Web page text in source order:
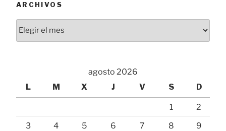
ARCHIVOS
agosto 2026
L
M X J V S D
1
2
3
4 5 6 7 8
9